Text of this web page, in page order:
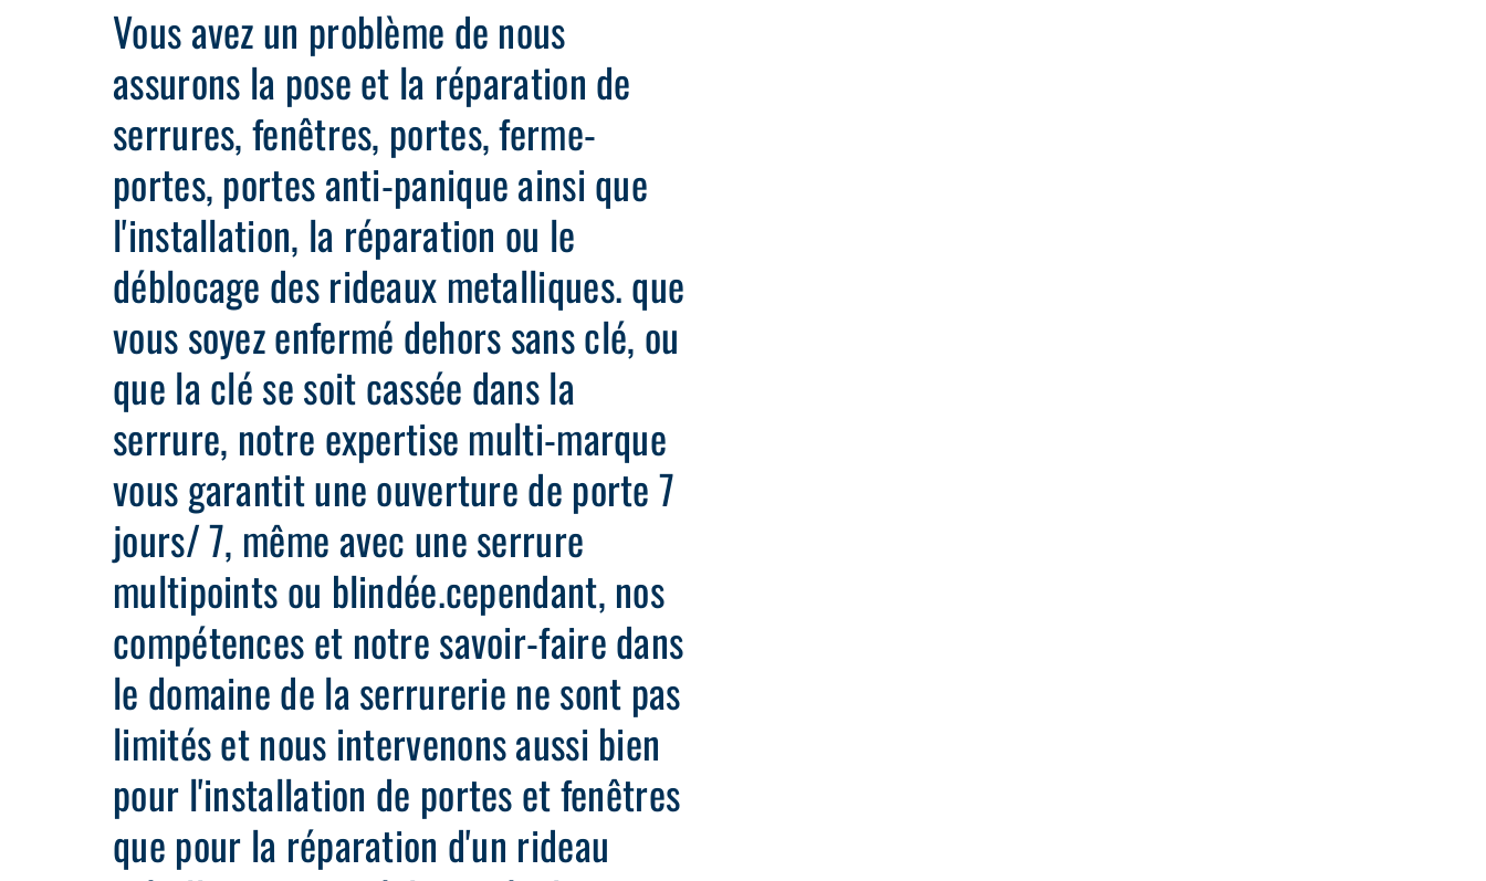
Vous avez un problème de nous
assurons la pose et la réparation de
serrures, fenêtres, portes, ferme-
portes, portes anti-panique ainsi que
l'installation, la réparation ou le
déblocage des rideaux metalliques. que
vous soyez enfermé dehors sans clé, ou
que la clé se soit cassée dans la
serrure, notre expertise multi-marque
vous garantit une ouverture de porte 7
jours/ 7, même avec une serrure
multipoints ou blindée.cependant, nos
compétences et notre savoir-faire dans
le domaine de la serrurerie ne sont pas
limités et nous intervenons aussi bien
pour l'installation de portes et fenêtres
que pour la réparation d'un rideau